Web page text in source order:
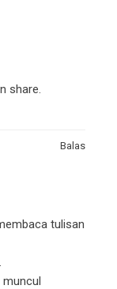
share.
Balas
tulisan
muncul